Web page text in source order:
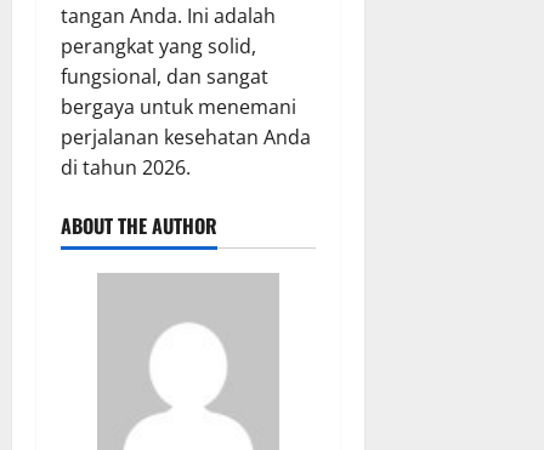
tangan Anda. Ini adalah
perangkat yang solid,
fungsional, dan sangat
bergaya untuk menemani
perjalanan kesehatan Anda
di tahun 2026.
ABOUT THE AUTHOR